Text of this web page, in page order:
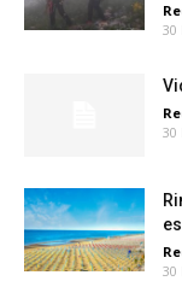
30
30
30